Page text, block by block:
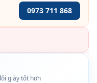
0973 711 868
giày tốt hơn